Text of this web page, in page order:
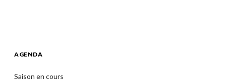
AGENDA
Saison en cours